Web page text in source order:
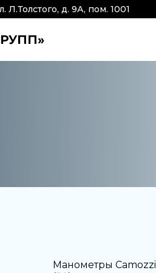
Л.Толстого, д. 9А, пом. 1001
Манометры Camozzi